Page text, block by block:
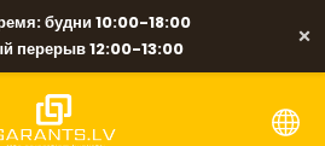
будни 10:00-18:00
перерыв 12:00-13:00
×